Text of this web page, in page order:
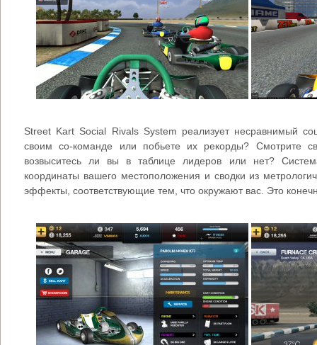
Street Kart Social Rivals System реализует несравнимый
своим со-команде или побьете их рекорды? Смотрите
возвыситесь ли вы в таблице лидеров или нет?
координаты вашего местоположения и сводки из
эффекты, соответствующие тем, что окружают вас. Это